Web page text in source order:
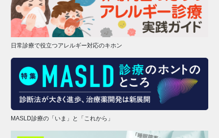
日常診療で役立つアレルギー対応のキホン
MASLD診療の「いま」と「これから」